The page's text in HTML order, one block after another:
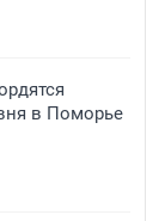
в Поморье